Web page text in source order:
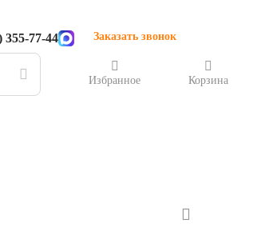
355-77-44 Заказать звонок
Избранное Корзина